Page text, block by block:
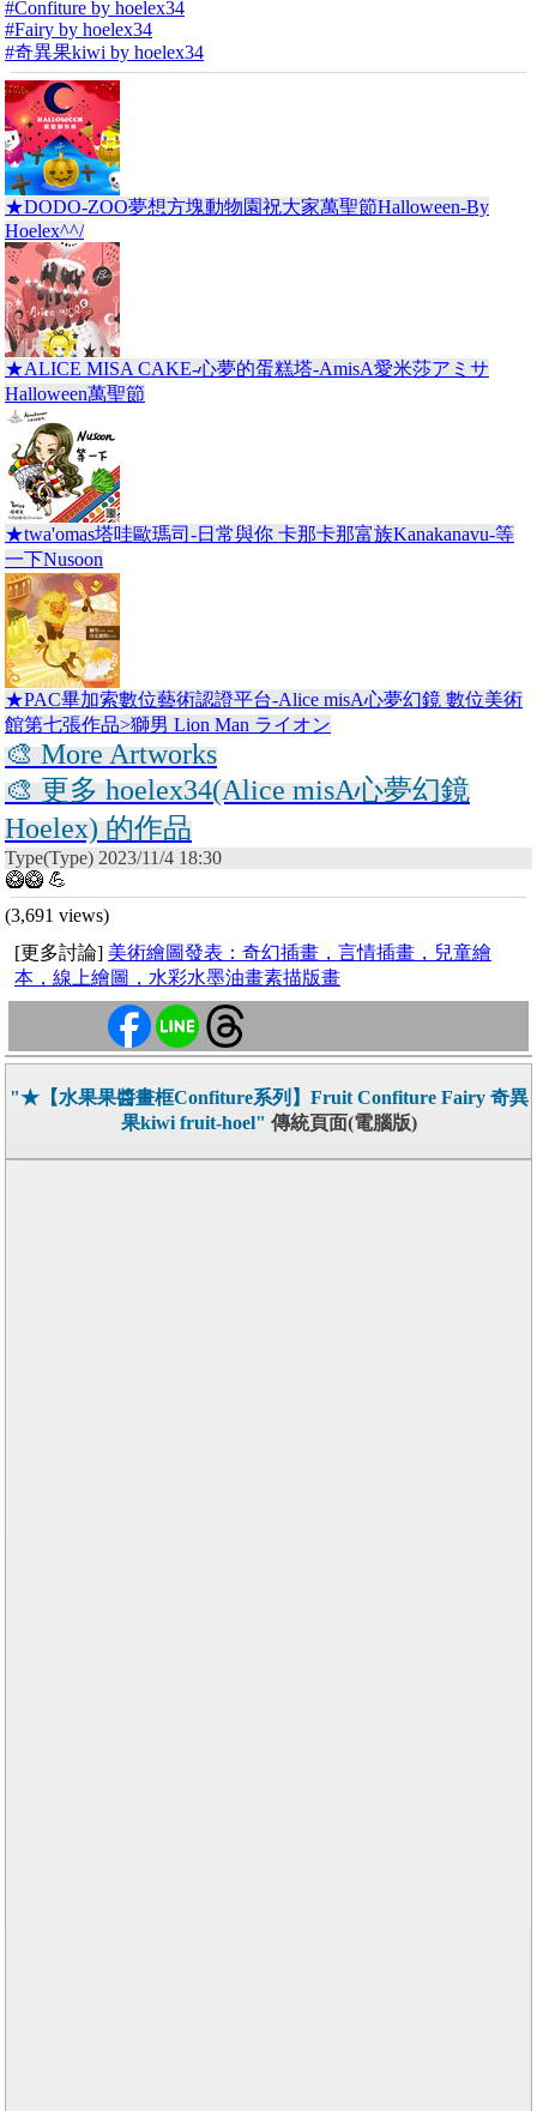
#Confiture by hoelex34
#Fairy by hoelex34
#奇異果kiwi by hoelex34
★DODO-ZOO夢想方塊動物園祝大家萬聖節Halloween-By
Hoelex^^/
★ALICE MISA CAKE-心夢的蛋糕塔-AmisA愛米莎アミサ
Halloween萬聖節
★twa'omas塔哇歐瑪司-日常與你 卡那卡那富族Kanakanavu-等
一下Nusoon
★PAC畢加索數位藝術認證平台-Alice misA心夢幻鏡 數位美術
館第七張作品>獅男 Lion Man ライオン
🎨 More Artworks
🎨 更多 hoelex34(Alice misA心夢幻鏡
Hoelex) 的作品
Type(Type) 2023/11/4 18:30
🥝🥝 💪
(3,691 views)
[更多討論] 美術繪圖發表：奇幻插畫，言情插畫，兒童繪
本，線上繪圖，水彩水墨油畫素描版畫
"★【水果果醬畫框Confiture系列】Fruit Confiture Fairy 奇異
果kiwi fruit-hoel" 傳統頁面(電腦版)